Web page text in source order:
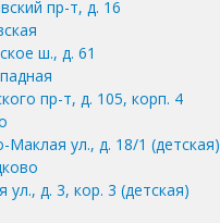
пр-т, д. 16
ш., д. 61
пр-т, д. 105, корп. 4
Маклая ул., д. 18/1 (детская)
ул., д. 3, кор. 3 (детская)